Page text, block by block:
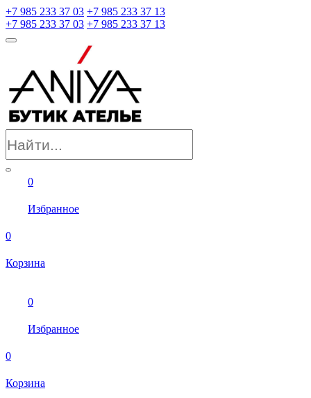
+7 985 233 37 03 +7 985 233 37 13
+7 985 233 37 03 +7 985 233 37 13
0
Избранное
0
Корзина
0
Избранное
0
Корзина